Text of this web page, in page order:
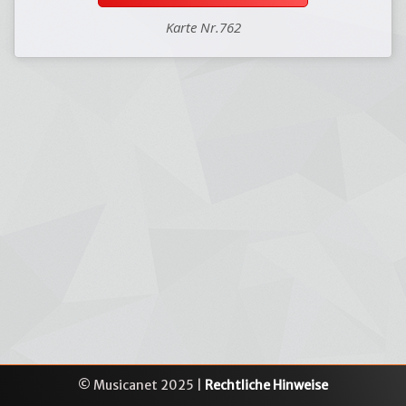
Karte Nr.762
© Musicanet 2025 | Rechtliche Hinweise